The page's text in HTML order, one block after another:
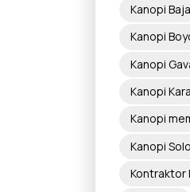
Kanopi
Kanopi
Kanopi
Kanopi
Kanopi
Kanopi Solo
Kontraktor